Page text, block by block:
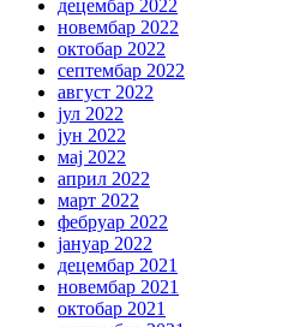
децембар 2022
новембар 2022
октобар 2022
септембар 2022
август 2022
јул 2022
јун 2022
мај 2022
април 2022
март 2022
фебруар 2022
јануар 2022
децембар 2021
новембар 2021
октобар 2021